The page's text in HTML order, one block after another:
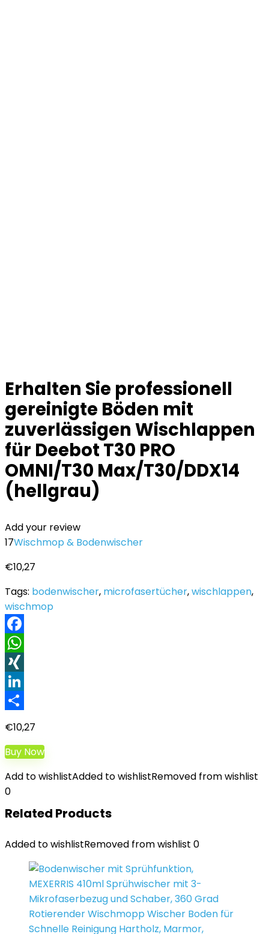
Erhalten Sie professionell
gereinigte Böden mit
zuverlässigen Wischlappen
für Deebot T30 PRO
OMNI/T30 Max/T30/DDX14
(hellgrau)
Add your review
17Wischmop & Bodenwischer
€10,27
Tags: bodenwischer, microfasertücher,wischlappen,
wischmop
Facebook
WhatsApp
XING
LinkedIn
€10,27
Buy Now
Add to wishlistAdded to wishlistRemoved from wishlist
0
Related Products
Added to wishlistRemoved from wishlist 0